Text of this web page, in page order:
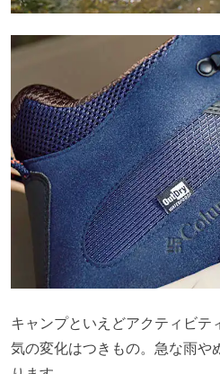
キャンプといえどアクティビテ
気の変化はつきもの。急な雨や